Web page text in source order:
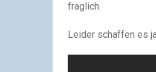
fraglich.
Leider schaffen es